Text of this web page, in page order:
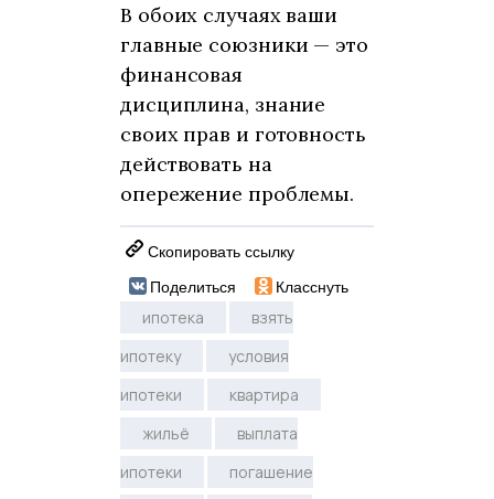
В обоих случаях ваши
главные союзники — это
финансовая
дисциплина, знание
своих прав и готовность
действовать на
опережение проблемы.
Скопировать ссылку
Поделиться
Класснуть
ипотека
взять
ипотеку
условия
ипотеки
квартира
жильё
выплата
ипотеки
погашение